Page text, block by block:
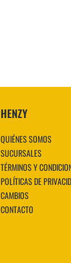
HENZY
QUIÉNES SOMOS
SUCURSALES
TÉRMINOS Y
POLÍTICAS DE
CAMBIOS
CONTACTO